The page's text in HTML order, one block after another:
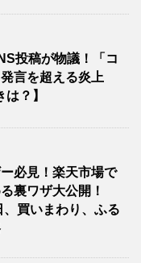
投稿が物議！「コ
言を超える炎上
？】
必見！楽天市場で
裏ワザ大公開！
買いまわり、ふる